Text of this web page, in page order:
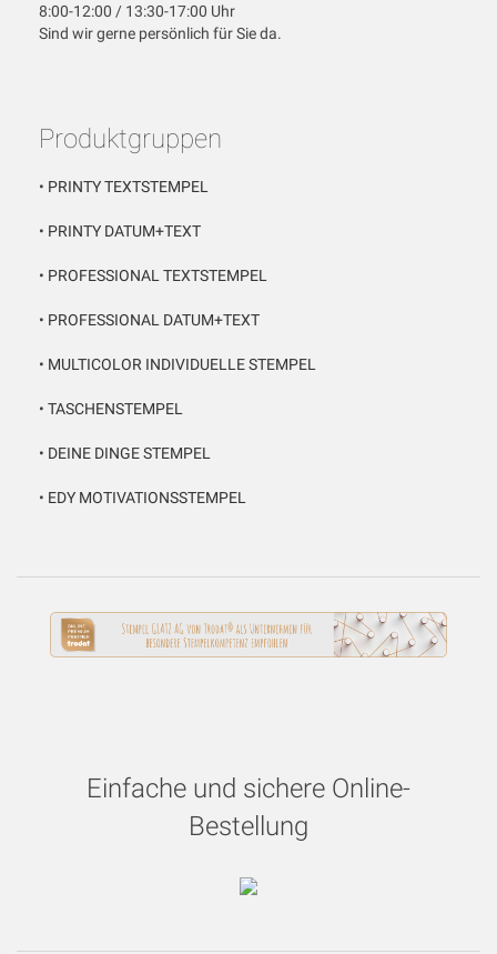
8:00-12:00 / 13:30-17:00 Uhr
Sind wir gerne persönlich für Sie da.
Produktgruppen
• PRINTY TEXTSTEMPEL
• PRINTY DATUM+TEXT
• PROFESSIONAL TEXTSTEMPEL
• PROFESSIONAL DATUM+TEXT
• MULTICOLOR INDIVIDUELLE STEMPEL
• TASCHENSTEMPEL
• DEINE DINGE STEMPEL
• EDY MOTIVATIONSSTEMPEL
Einfache und sichere Online-
Bestellung